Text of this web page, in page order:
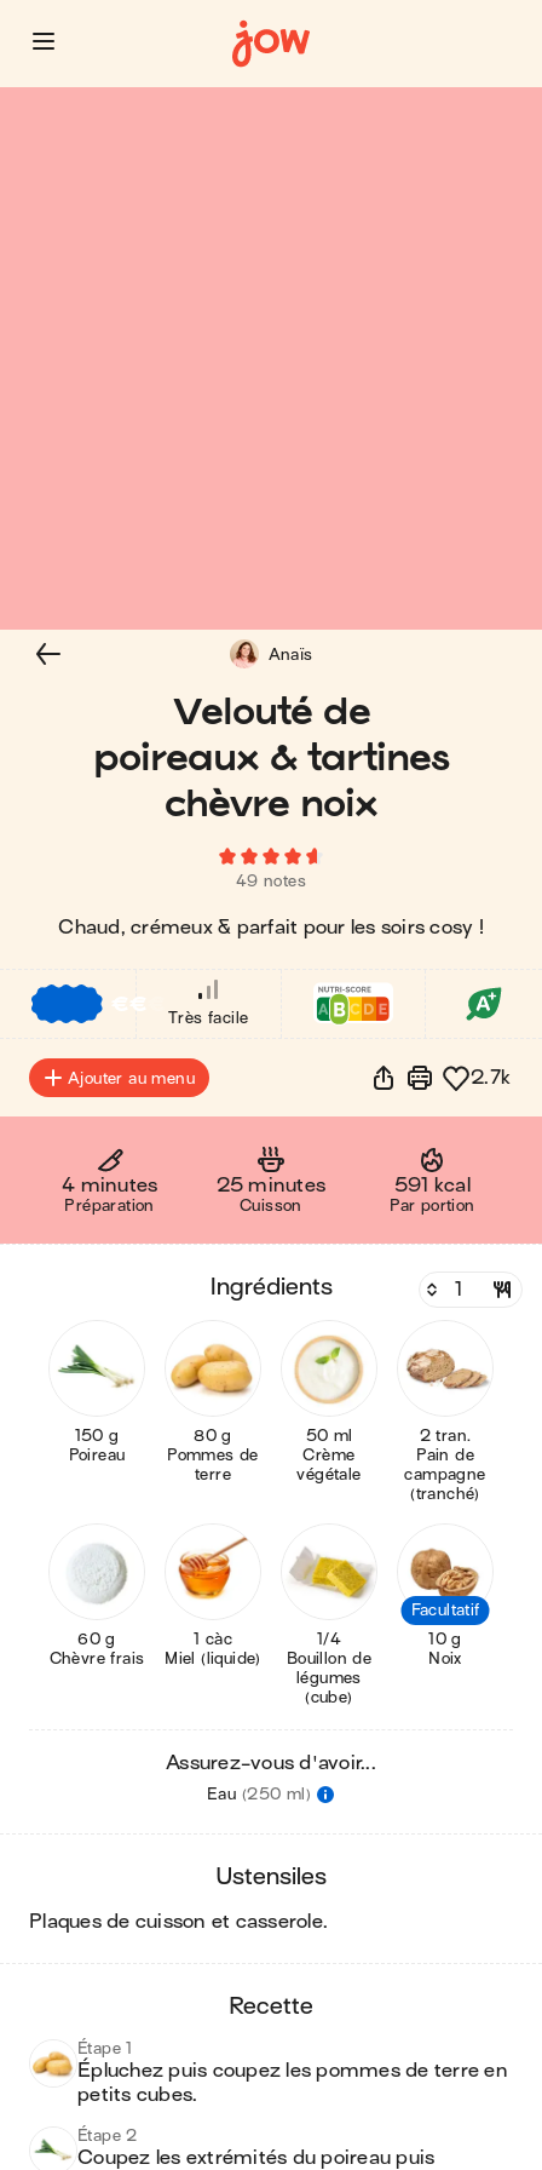
Velouté de
poireaux & tartines
chèvre noix
49 notes
Chaud, crémeux & parfait pour les soirs cosy !
Anaïs
€€
Très facile
Ajouter au menu 2.7k
4 minutes
Préparation
25 minutes
Cuisson
591 kcal
Par portion
ingrédients
150 g
Poireau
80 g
Pommes de
terre
50 ml
Crème
végétale
2 tran.
Pain de
campagne
(tranché)
60 g
Chèvre frais
1 càc
Miel (liquide)
1/4
Bouillon de
légumes
(cube)
Facultatif
10 g
Noix
Assurez-vous d'avoir...
Eau (250 ml)
ustensiles
plaques de cuisson et casserole.
recette
Étape 1
Épluchez puis coupez les pommes de terre en
petits cubes.
Étape 2
Coupez les extrémités du poireau puis